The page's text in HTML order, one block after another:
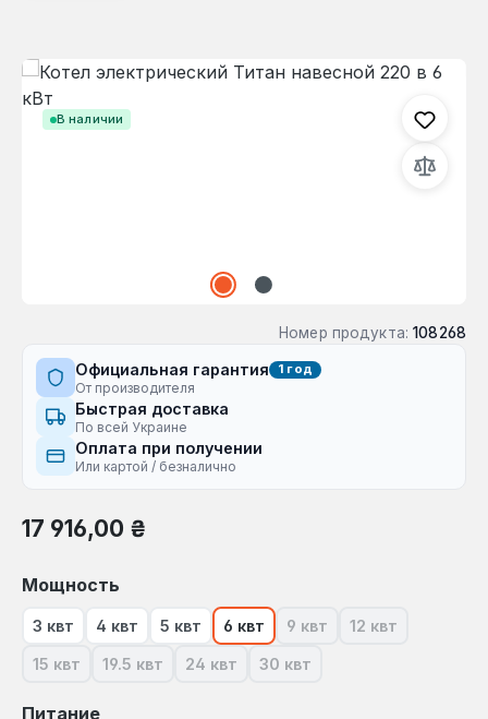
В наличии
Пропустить галерею изображений
Номер продукта: 108268
Официальная гарантия 1 год
От производителя
Быстрая доставка
По всей Украине
Оплата при получении
Или картой / безналично
Обычная цена:
17 916,00 ₴
Выберите
Мощность
3 квт 4 квт 5 квт 6 квт 9 квт(В настоящее время эта
12 квт(В настоящее
15 квт(В настоящее время эта опция недоступна.)
19.5 квт(В настоящее время эта опция недоступна.)
24 квт(В настоящее время эта опция
30 квт(В настоящее время эта
Выберите
Питание